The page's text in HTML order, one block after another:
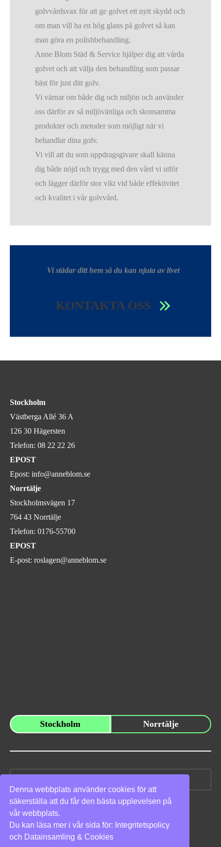
Denna webbplats använder cookies för att
säkerställa att du får den bästa upplevelsen på
vår webbplats.
Du kan läsa mer i vår sida för: Integritetspolicy
och Datainsamling & Cookies
golvvårdsvax för att ge golvet ett nytt skydd och
om man vill ha en hög glans på golvet så kan
man göra en polishbehandling.
Anne Blom Städ & Service hjälper dig att vårda
golvet och att välja den behandling som passar
bäst för just ditt golv.
Vi värnar om både dig och miljön och använder
oss därför av så miljövänliga och skonsamma
produkter och metoder som möjligt när vi
behandlar dina golv.
Vi vill att du som uppdragsgivare skall känna
dig både nöjd och trygg med den vård vi utför
och lägger därför stor vikt vid både effektivitet
och kvalitet i vår golvvård.
Vi städar ditt hem så du kan njuta av livet
KONTAKTA OSS
Stockholm
Västberga Allé 36 A
126 30 Hägersten
Telefon: 08 22 22 26
EPOST
Epost: info@anneblom.se
Norrtälje
Stockholmsvägen 17
764 43 Norrtälje
Telefon: 0176-55700
EPOST
E-post: roslagen@anneblom.se
Stockholm Norrtälje
Sök
efter:
Vi stöder